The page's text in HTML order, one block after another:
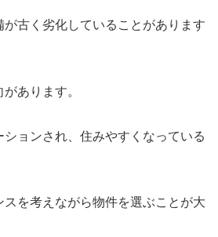
古く劣化していることがあります
あります。
ョンされ、住みやすくなっている
を考えながら物件を選ぶことが大